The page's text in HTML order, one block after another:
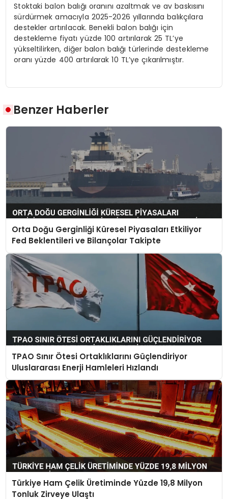
Stoktaki balon balığı oranını azaltmak ve av baskısını
sürdürmek amacıyla 2025-2026 yıllarında balıkçılara
destekler artırılacak. Benekli balon balığı için
destekleme fiyatı yüzde 100 artırılarak 25 TL’ye
yükseltilirken, diğer balon balığı türlerinde destekleme
oranı yüzde 400 artırılarak 10 TL’ye çıkarılmıştır.
Benzer Haberler
Orta Doğu Gerginliği Küresel Piyasaları Etkiliyor
Fed Beklentileri ve Bilançolar Takipte
TPAO Sınır Ötesi Ortaklıklarını Güçlendiriyor
Uluslararası Enerji Hamleleri Hızlandı
Türkiye Ham Çelik Üretiminde Yüzde 19,8 Milyon
Tonluk Zirveye Ulaştı